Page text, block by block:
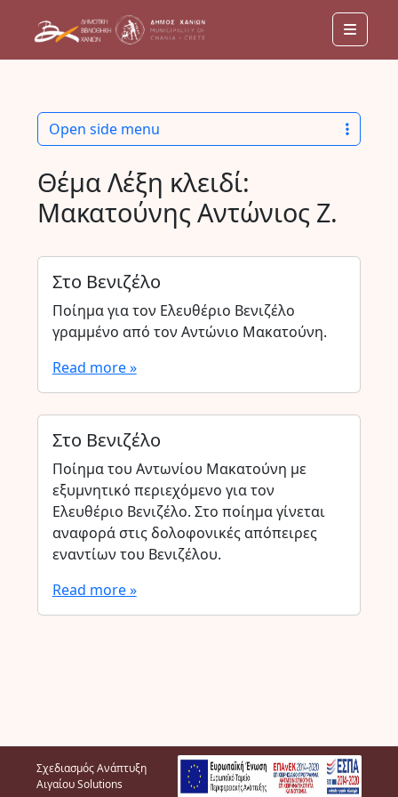
Menu
Θέμα Λέξη κλειδί:
Μακατούνης Αντώνιος Ζ.
Στο Βενιζέλο
Ποίημα για τον Ελευθέριο Βενιζέλο
γραμμένο από τον Αντώνιο Μακατούνη.
Read more »
Στο Βενιζέλο
Ποίημα του Αντωνίου Μακατούνη με
εξυμνητικό περιεχόμενο για τον
Ελευθέριο Βενιζέλο. Στο ποίημα γίνεται
αναφορά στις δολοφονικές απόπειρες
εναντίων του Βενιζέλου.
Read more »
Open side menu
Σχεδιασμός Ανάπτυξη
Αιγαίου Solutions